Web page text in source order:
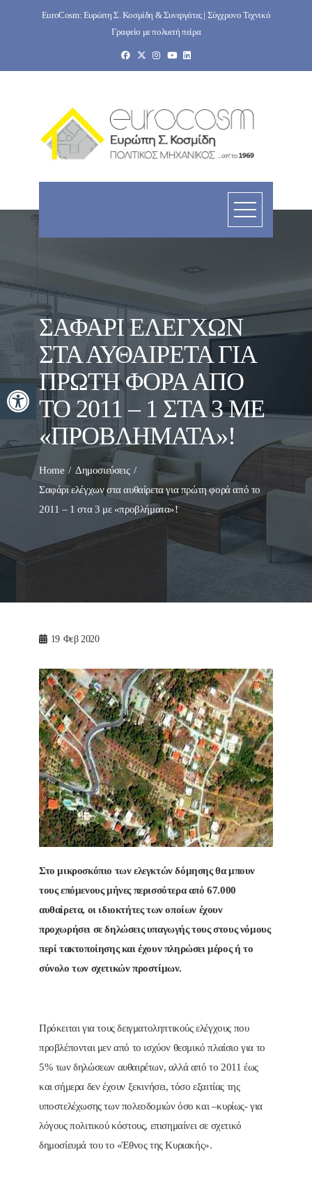
Ανοίξτε τη γραμμή εργαλείων
EuroCosm: Ευρώπη Σ. Κοσμίδη & Συνεργάτες | Σύγχρονο Τεχνικό
Γραφείο με πολυετή πείρα
ΣΑΦΆΡΙ ΕΛΈΓΧΩΝ
ΣΤΑ ΑΥΘΑΊΡΕΤΑ ΓΙΑ
ΠΡΏΤΗ ΦΟΡΆ ΑΠΌ
ΤΟ 2011 – 1 ΣΤΑ 3 ΜΕ
«ΠΡΟΒΛΉΜΑΤΑ»!
Home
Δημοσιεύσεις
Σαφάρι ελέγχων στα αυθαίρετα για πρώτη φορά από το
2011 – 1 στα 3 με «προβλήματα»!
19 Φεβ 2020
Στο μικροσκόπιο των ελεγκτών δόμησης θα μπουν
τους επόμενους μήνες περισσότερα από 67.000
αυθαίρετα, οι ιδιοκτήτες των οποίων έχουν
προχωρήσει σε δηλώσεις υπαγωγής τους στους νόμους
περί τακτοποίησης και έχουν πληρώσει μέρος ή το
σύνολο των σχετικών προστίμων.
Πρόκειται για τους δειγματοληπτικούς ελέγχους που
προβλέπονται μεν από το ισχύον θεσμικό πλαίσιο για το
5% των δηλώσεων αυθαιρέτων, αλλά από το 2011 έως
και σήμερα δεν έχουν ξεκινήσει, τόσο εξαιτίας της
υποστελέχωσης των πολεοδομιών όσο και –κυρίως- για
λόγους πολιτικού κόστους, επισημαίνει σε σχετικό
δημοσίευμά του το «Έθνος της Κυριακής».